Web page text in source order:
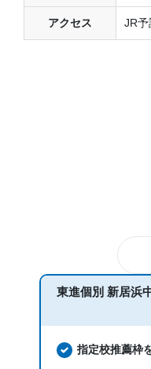
アクセス JR
東進個別 新居浜
指定校推薦枠